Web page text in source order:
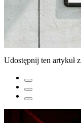
Udostępnij ten artykuł